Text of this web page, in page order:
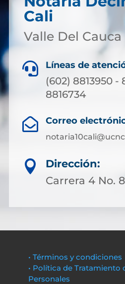
Cali
Valle Del Cauca
 Líneas de
(602) 8813950 -
8816734
 Correo

Dirección:
Carrera 4 No.
• Términos y condiciones
• Política de Tratamiento
Personales